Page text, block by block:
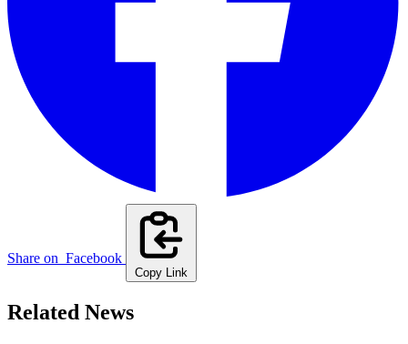
Share on Facebook
Copy Link
Related News